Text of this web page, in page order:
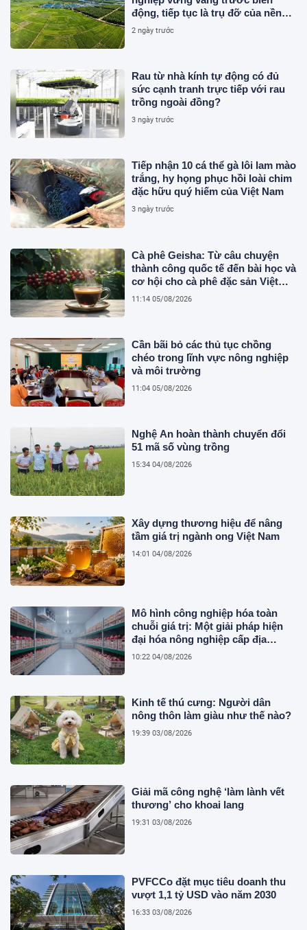
động, tiếp tục là trụ đỡ của nền
kinh tế
2 ngày trước
Rau từ nhà kính tự động có đủ
sức cạnh tranh trực tiếp với rau
trồng ngoài đồng?
3 ngày trước
Tiếp nhận 10 cá thể gà lôi lam mào
trắng, hy họng phục hồi loài chim
đặc hữu quý hiếm của Việt Nam
3 ngày trước
Cà phê Geisha: Từ câu chuyện
thành công quốc tế đến bài học và
cơ hội cho cà phê đặc sản Việt
Nam
11:14 05/08/2026
Cần bãi bỏ các thủ tục chồng
chéo trong lĩnh vực nông nghiệp
và môi trường
11:04 05/08/2026
Nghệ An hoàn thành chuyển đổi
51 mã số vùng trồng
15:34 04/08/2026
Xây dựng thương hiệu để nâng
tầm giá trị ngành ong Việt Nam
14:01 04/08/2026
Mô hình công nghiệp hóa toàn
chuỗi giá trị: Một giải pháp hiện
đại hóa nông nghiệp cấp địa
phương tại Việt Nam
10:22 04/08/2026
Kinh tế thú cưng: Người dân
nông thôn làm giàu như thế nào?
19:39 03/08/2026
Giải mã công nghệ ‘làm lành vết
thương’ cho khoai lang
19:31 03/08/2026
PVFCCo đặt mục tiêu doanh thu
vượt 1,1 tỷ USD vào năm 2030
16:33 03/08/2026